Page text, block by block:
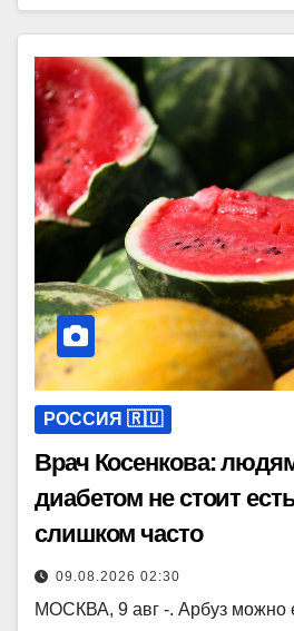
РОССИЯ 🇷🇺
Врач Косенкова:
диабетом не стоит
слишком часто
09.08.2026 02:30
МОСКВА, 9 авг -. Арбуз можно